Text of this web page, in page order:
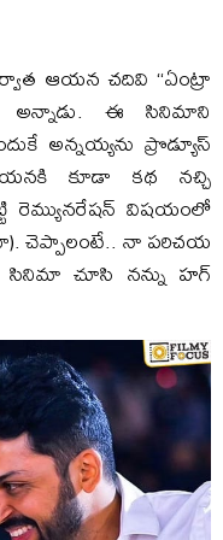
ఆయన చదివి “ఏంట్రా
అన్నాడు. ఈ సినిమాని
అన్నయ్యను ప్రొడ్యూస్
కూడా కథ నచ్చి
రెమ్యునరేషన్ విషయంలో
చెప్పాలంటే.. నా పరిచయ
సినిమా చూసి నన్ను హగ్